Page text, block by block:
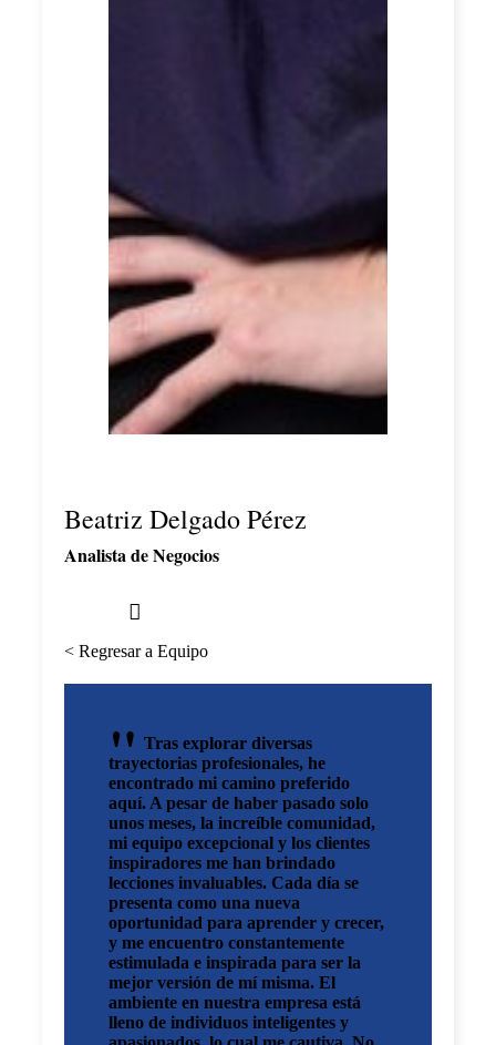
Beatriz Delgado Pérez
Analista de Negocios
< Regresar a Equipo
Tras explorar diversas
trayectorias profesionales, he
encontrado mi camino preferido
aquí. A pesar de haber pasado solo
unos meses, la increíble comunidad,
mi equipo excepcional y los clientes
inspiradores me han brindado
lecciones invaluables. Cada día se
presenta como una nueva
oportunidad para aprender y crecer,
y me encuentro constantemente
estimulada e inspirada para ser la
mejor versión de mí misma. El
ambiente en nuestra empresa está
lleno de individuos inteligentes y